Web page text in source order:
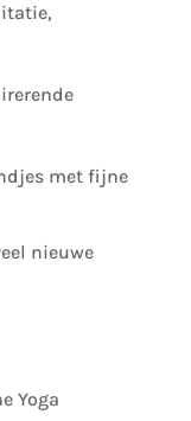
met fijne
nieuwe
Yoga